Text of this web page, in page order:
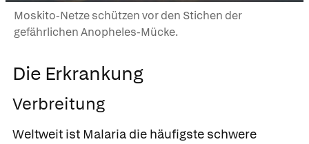
Moskito-Netze schützen vor den Stichen der
gefährlichen Anopheles-Mücke.
Die Erkrankung
Verbreitung
Weltweit ist Malaria die häufigste schwere